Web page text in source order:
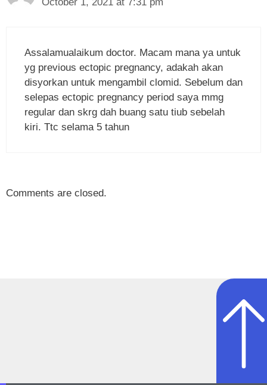
Assalamualaikum doctor. Macam mana ya untuk
yg previous ectopic pregnancy, adakah akan
disyorkan untuk mengambil clomid. Sebelum dan
selepas ectopic pregnancy period saya mmg
regular dan skrg dah buang satu tiub sebelah
kiri. Ttc selama 5 tahun
Comments are closed.